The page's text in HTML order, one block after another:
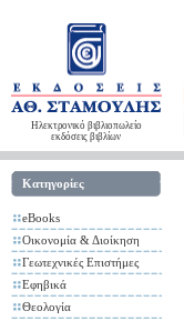
Ηλεκτρονικό βιβλιοπωλείο
εκδόσεις βιβλίων
Κατηγορίες
eBooks
Οικονομία & Διοίκηση
Γεωτεχνικές Επιστήμες
Εφηβικά
Θεολογία